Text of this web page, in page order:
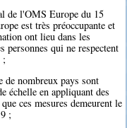
de l'OMS Europe du 15
est très préoccupante et
ont lieu dans les
qui ne respectent
;
de nombreux pays sont
échelle en appliquant des
ces mesures demeurent le
;